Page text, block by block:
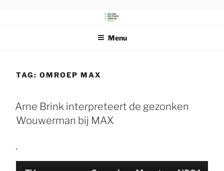
SCHILDERSGENOOTSCHAP
Beeldende Kunstenaars Vereniging Drenthe
Menu
TAG:OMROEP MAX
Arne Brink interpreteert de gezonken
Wouwerman bij MAX